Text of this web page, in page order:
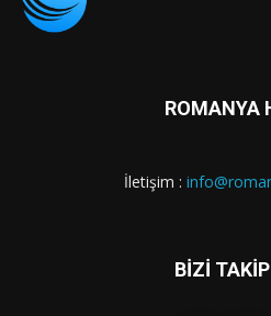
ROMANYA
İletişim :
BİZİ